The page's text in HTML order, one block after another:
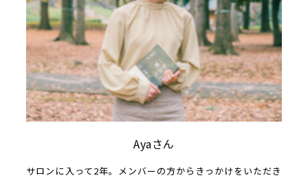
Ayaさん
サロンに入って2年。メンバーの方からきっかけをいただき